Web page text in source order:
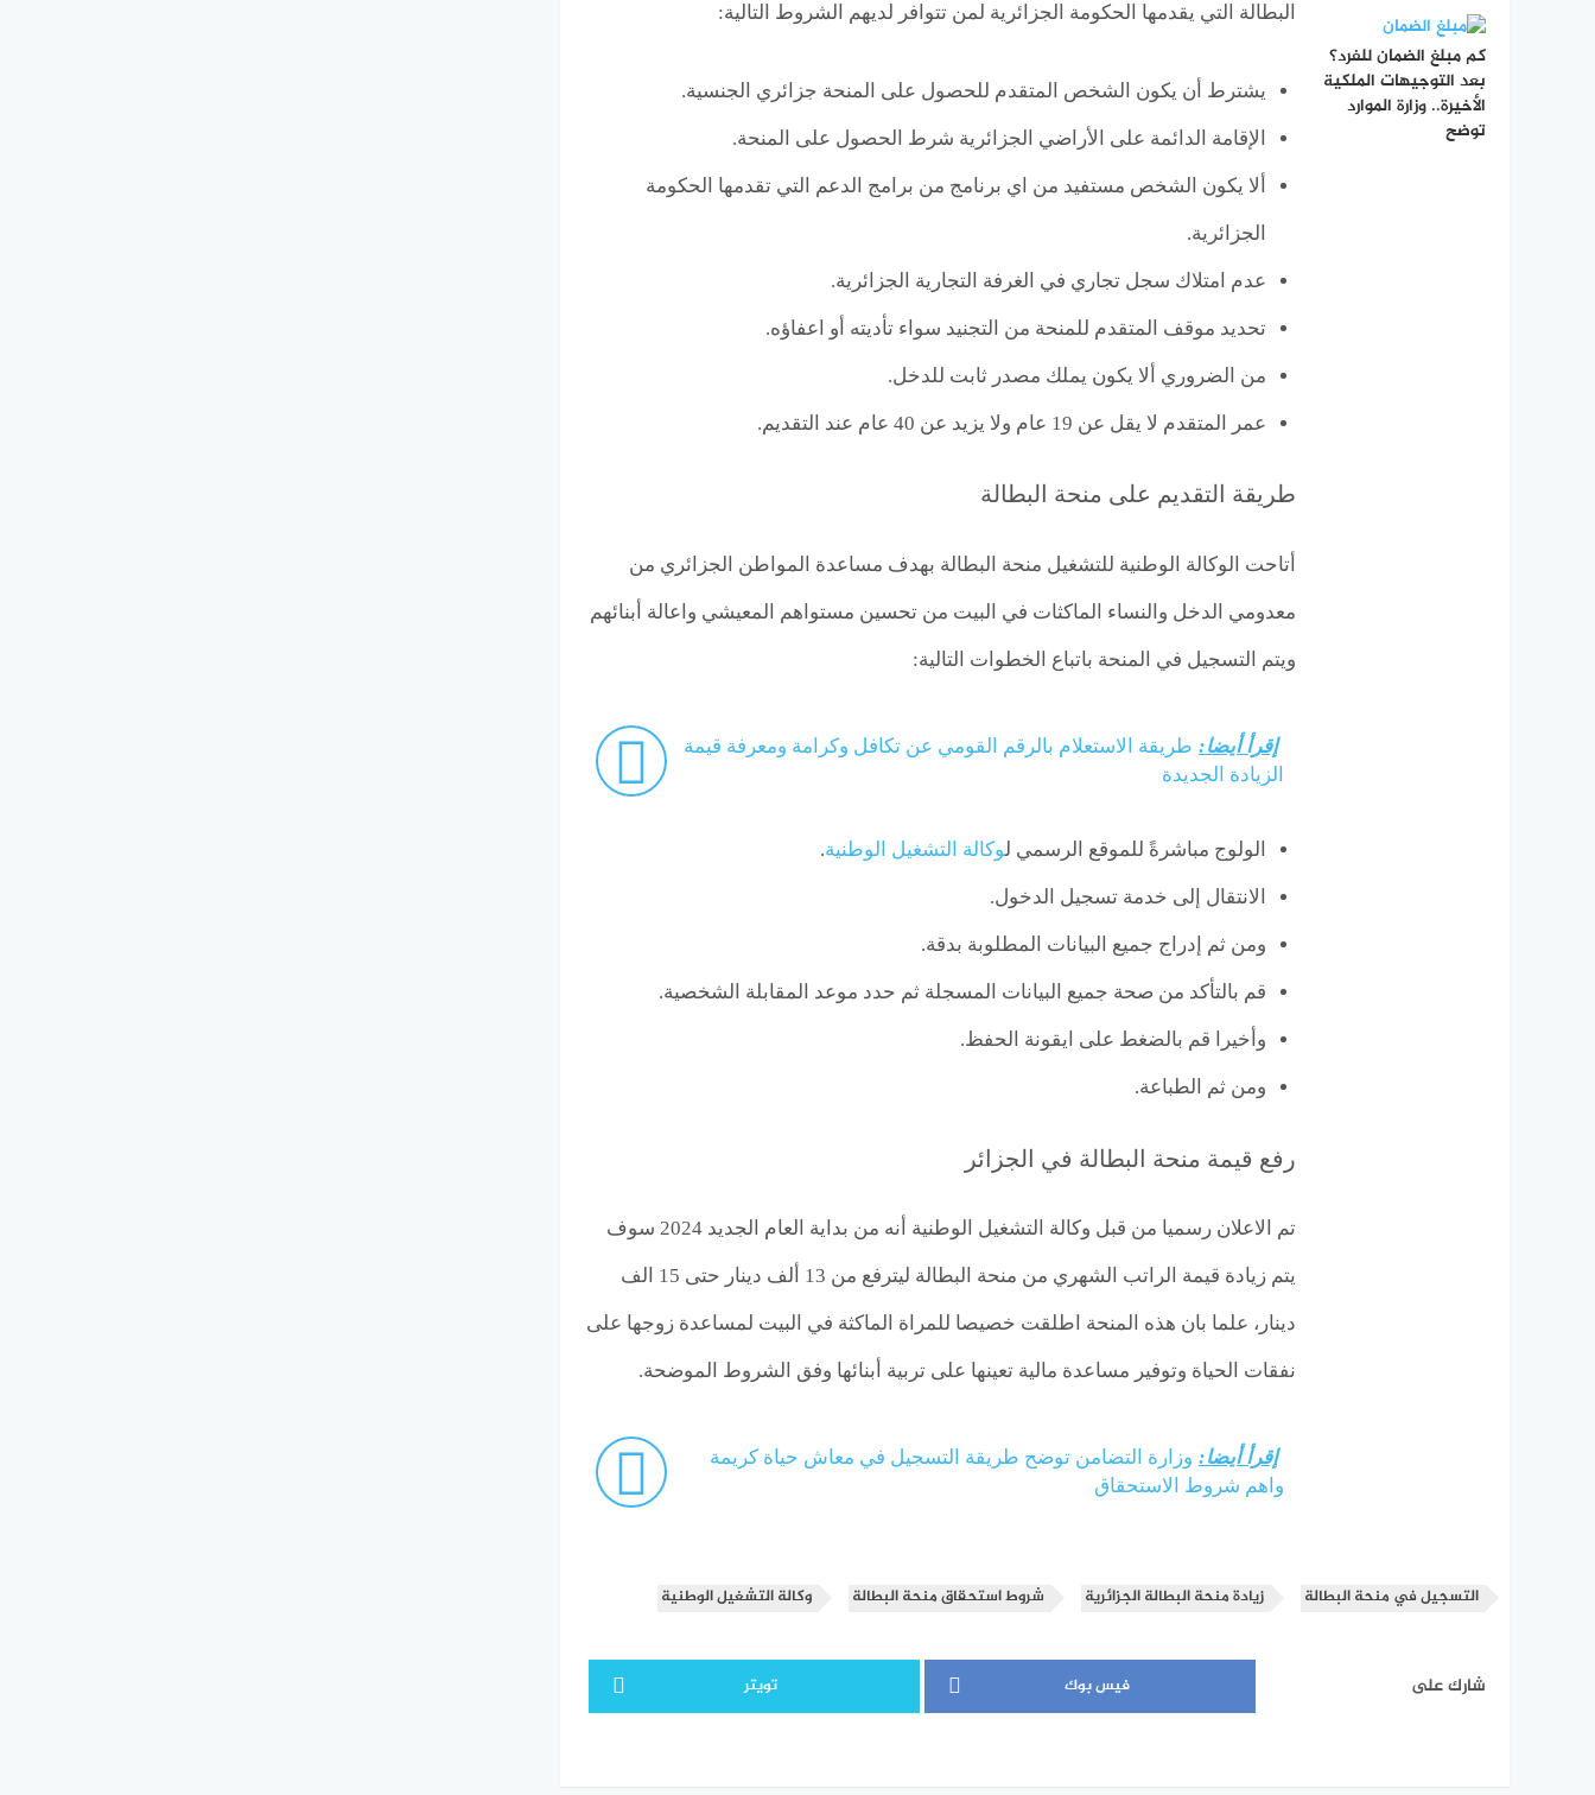
كم مبلغ الضمان للفرد؟
بعد التوجيهات الملكية
الأخيرة.. وزارة الموارد
توضح
البطالة التي يقدمها الحكومة الجزائرية لمن تتوافر لديهم الشروط التالية:
يشترط أن يكون الشخص المتقدم للحصول على المنحة جزائري الجنسية.
الإقامة الدائمة على الأراضي الجزائرية شرط الحصول على المنحة.
ألا يكون الشخص مستفيد من اي برنامج من برامج الدعم التي تقدمها الحكومة
الجزائرية.
عدم امتلاك سجل تجاري في الغرفة التجارية الجزائرية.
تحديد موقف المتقدم للمنحة من التجنيد سواء تأديته أو اعفاؤه.
من الضروري ألا يكون يملك مصدر ثابت للدخل.
عمر المتقدم لا يقل عن 19 عام ولا يزيد عن 40 عام عند التقديم.
طريقة التقديم على منحة البطالة
أتاحت الوكالة الوطنية للتشغيل منحة البطالة بهدف مساعدة المواطن الجزائري من
معدومي الدخل والنساء الماكثات في البيت من تحسين مستواهم المعيشي واعالة أبنائهم
ويتم التسجيل في المنحة باتباع الخطوات التالية:
إقرأ أيضا: طريقة الاستعلام بالرقم القومي عن تكافل وكرامة ومعرفة قيمة
الزيادة الجديدة
الولوج مباشرةً للموقع الرسمي لوكالة التشغيل الوطنية.
الانتقال إلى خدمة تسجيل الدخول.
ومن ثم إدراج جميع البيانات المطلوبة بدقة.
قم بالتأكد من صحة جميع البيانات المسجلة ثم حدد موعد المقابلة الشخصية.
وأخيرا قم بالضغط على ايقونة الحفظ.
ومن ثم الطباعة.
رفع قيمة منحة البطالة في الجزائر
تم الاعلان رسميا من قبل وكالة التشغيل الوطنية أنه من بداية العام الجديد 2024 سوف
يتم زيادة قيمة الراتب الشهري من منحة البطالة ليترفع من 13 ألف دينار حتى 15 الف
دينار، علما بان هذه المنحة اطلقت خصيصا للمراة الماكثة في البيت لمساعدة زوجها على
نفقات الحياة وتوفير مساعدة مالية تعينها على تربية أبنائها وفق الشروط الموضحة.
إقرأ أيضا: وزارة التضامن توضح طريقة التسجيل في معاش حياة كريمة
واهم شروط الاستحقاق
التسجيل في منحة البطالة زيادة منحة البطالة الجزائرية شروط استحقاق منحة البطالة وكالة التشغيل الوطنية
شارك على فيس بوك تويتر